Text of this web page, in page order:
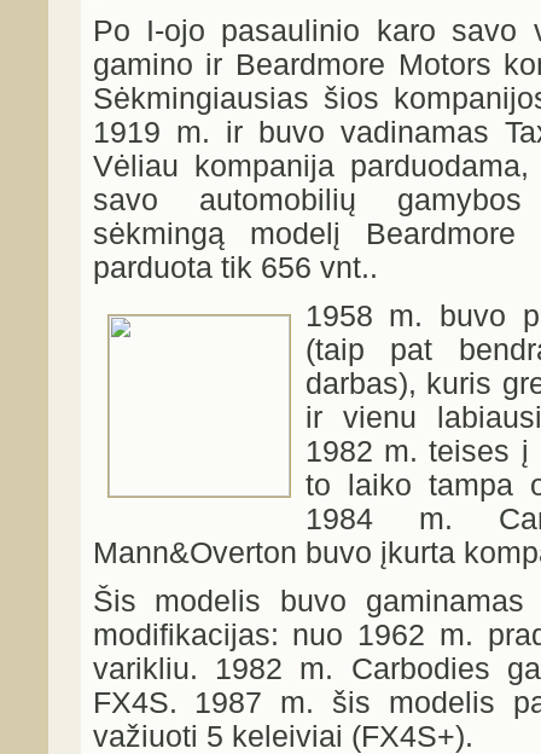
Po I-ojo pasaulinio karo savo
gamino ir Beardmore Motors
Sėkmingiausias šios
1919 m. ir buvo vadinamas
Vėliau kompanija
savo automobilių
sėkmingą modelį
parduota tik 656 vnt..
1958 m. buvo
(taip pat
darbas), kuris
ir vienu
1982 m. teises į
to laiko tampa
1984 m.
Mann&Overton buvo įkurta
Šis modelis buvo
modifikacijas: nuo 1962 m.
varikliu. 1982 m. Carbodies
FX4S. 1987 m. šis modelis
važiuoti 5 keleiviai (FX4S+).